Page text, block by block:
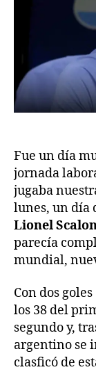
Fue un día
jornada
jugaba
lunes, un día
Lionel
parecía
mundial,
Con dos goles
los 38 del
segundo y,
argentino se
clasficó de